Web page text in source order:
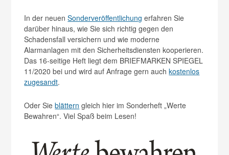
In der neuenSonderveröffentlichung erfahren Sie
darüber hinaus, wie Sie sich richtig gegen den
Schadensfall versichern und wie moderne
Alarmanlagen mit den Sicherheitsdiensten kooperieren.
Das 16-seitige Heft liegt dem BRIEFMARKEN SPIEGEL
11/2020 bei und wird auf Anfrage gern auchkostenlos
zugesandt.
Oder Sieblättern gleich hier im Sonderheft „Werte
Bewahren“. Viel Spaß beim Lesen!